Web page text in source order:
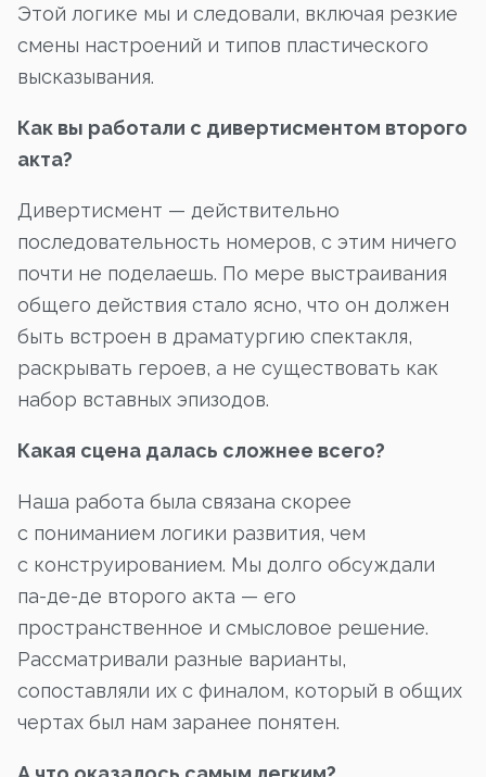
Этой логике мы и следовали, включая резкие
смены настроений и типов пластического
высказывания.
Как вы работали с дивертисментом второго
акта?
Дивертисмент — действительно
последовательность номеров, с этим ничего
почти не поделаешь. По мере выстраивания
общего действия стало ясно, что он должен
быть встроен в драматургию спектакля,
раскрывать героев, а не существовать как
набор вставных эпизодов.
Какая сцена далась сложнее всего?
Наша работа была связана скорее
с пониманием логики развития, чем
с конструированием. Мы долго обсуждали
па-де-де второго акта — его
пространственное и смысловое решение.
Рассматривали разные варианты,
сопоставляли их с финалом, который в общих
чертах был нам заранее понятен.